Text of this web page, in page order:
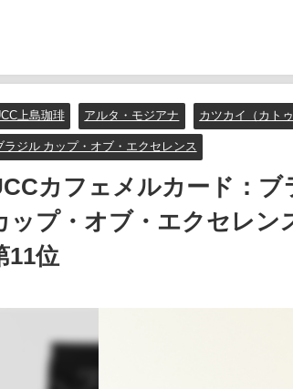
上島珈琲 アルタ・モジアナ カツカイ（カトゥ
ラジル カップ・オブ・エクセレンス
カフェメルカード：
ップ・オブ・エクセレン
11位